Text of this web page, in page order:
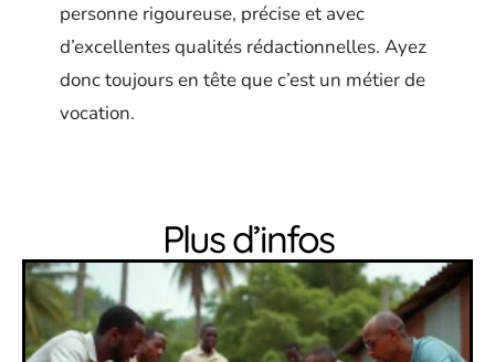
personne rigoureuse, précise et avec
d’excellentes qualités rédactionnelles. Ayez
donc toujours en tête que c’est un métier de
vocation.
Plus d’infos